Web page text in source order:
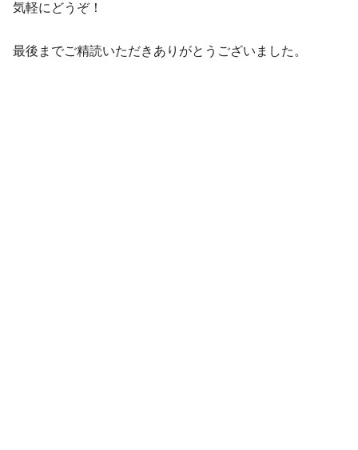
気軽にどうぞ！
最後までご精読いただきありがとうございました。